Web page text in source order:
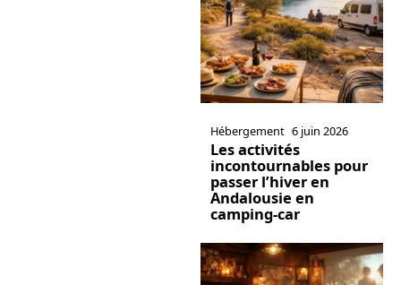
Hébergement 6 juin 2026
Les activités
incontournables pour
passer l’hiver en
Andalousie en
camping-car